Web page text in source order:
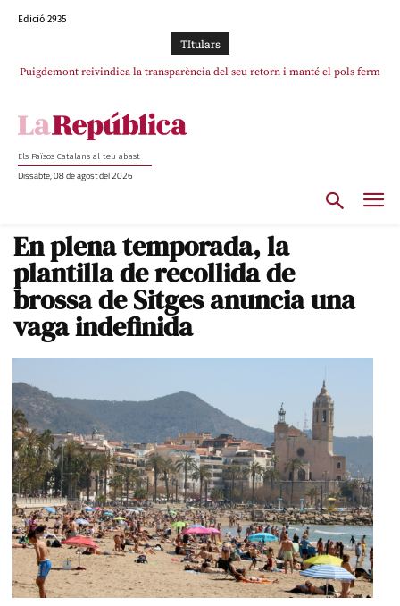
Edició 2935
TItulars
Puigdemont reivindica la transparència del seu retorn i manté el pols ferm
Portugal acusa Espanya de provocar un “efecte crida” massiu per la seva
Els Països Catalans al teu abast
Dissabte, 08 de agost del 2026
En plena temporada, la
plantilla de recollida de
brossa de Sitges anuncia una
vaga indefinida